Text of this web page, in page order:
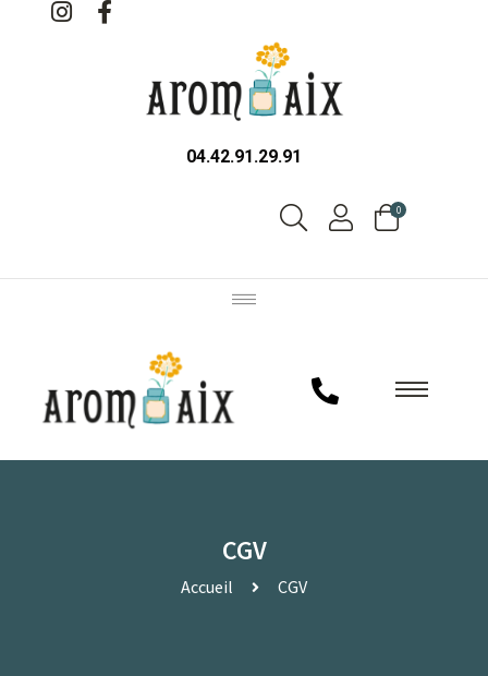
04.42.91.29.91
0
CGV
Accueil CGV